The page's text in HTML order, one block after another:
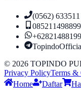
(0562) 633511
085211498899
© 2026 TOPINDO
Privacy PolicyTerms &
Home
Daftar